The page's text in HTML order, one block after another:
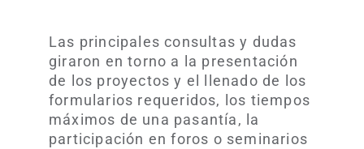
Las principales consultas y dudas
giraron en torno a la presentación
de los proyectos y el llenado de los
formularios requeridos, los tiempos
máximos de una pasantía, la
participación en foros o seminarios